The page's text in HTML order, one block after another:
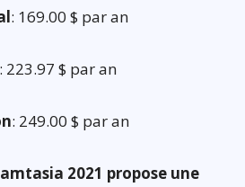
: 169.00 $ par an
: 223.97 $ par an
: 249.00 $ par an
2021 propose une